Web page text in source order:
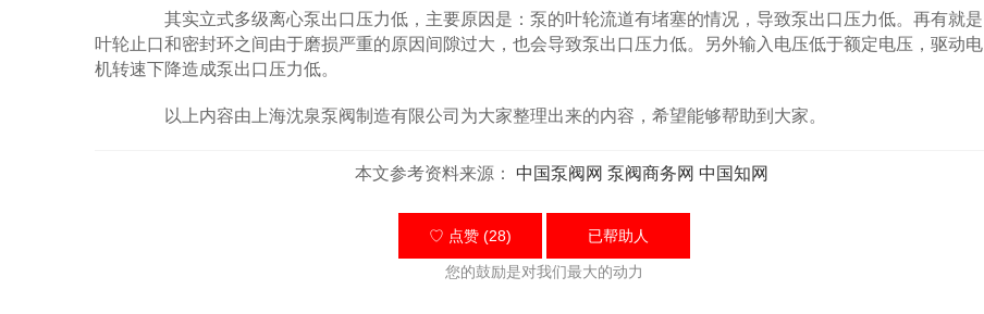
其实立式多级离心泵出口压力低，主要原因是：泵的叶轮流道有堵塞的情况，导致泵出口压力低。再有就是
叶轮止口和密封环之间由于磨损严重的原因间隙过大，也会导致泵出口压力低。另外输入电压低于额定电压，驱动电
机转速下降造成泵出口压力低。
以上内容由上海沈泉泵阀制造有限公司为大家整理出来的内容，希望能够帮助到大家。
本文参考资料来源： 中国泵阀网 泵阀商务网 中国知网
♡ 点赞 (28) 已帮助人
您的鼓励是对我们最大的动力